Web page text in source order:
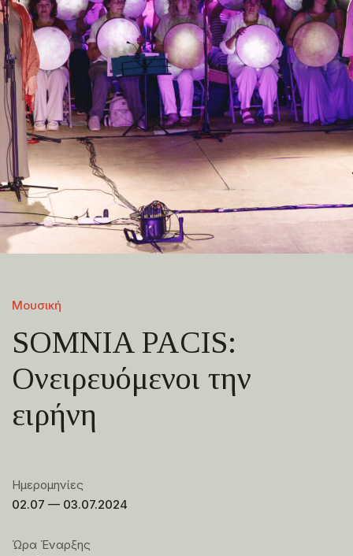
Μουσική
SOMNIA PACIS:
Ονειρευόμενοι την
ειρήνη
Ημερομηνίες
02.07 — 03.07.2024
Ώρα Έναρξης